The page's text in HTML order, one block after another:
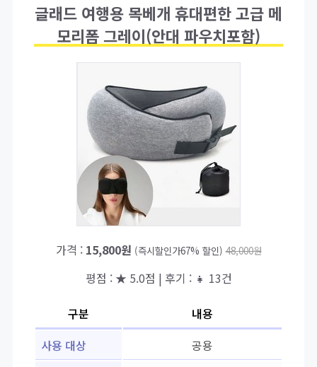
글래드 여행용 목베개 휴대편한 고급 메
모리폼 그레이(안대 파우치포함)
가격 : 15,800원 (즉시할인가67% 할인) 48,000원
평점 : ★ 5.0점 | 후기 : 👧 13건
구분
내용
사용 대상
공용